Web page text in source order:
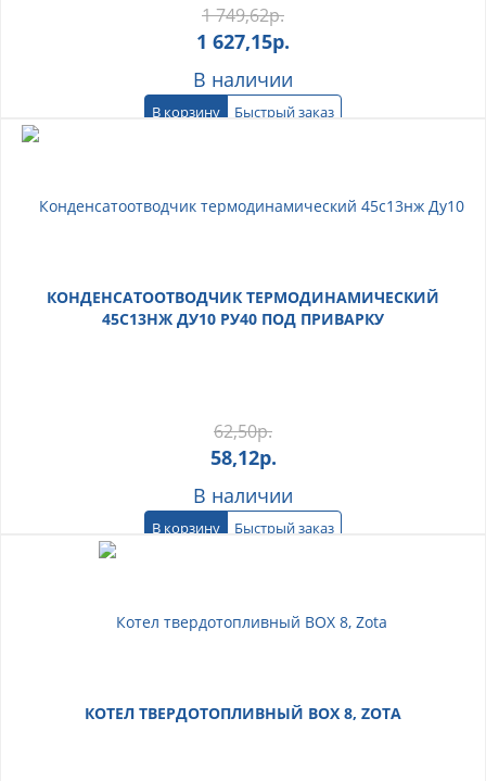
1 749,62р.
1 627,15р.
В наличии
В корзину Быстрый заказ
КОНДЕНСАТООТВОДЧИК ТЕРМОДИНАМИЧЕСКИЙ
45С13НЖ ДУ10 РУ40 ПОД ПРИВАРКУ
62,50р.
58,12р.
В наличии
В корзину Быстрый заказ
КОТЕЛ ТВЕРДОТОПЛИВНЫЙ BOX 8, ZOTA